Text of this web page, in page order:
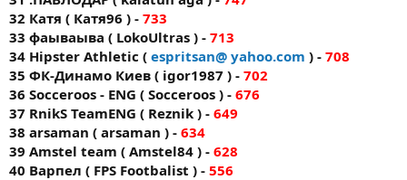
32 Катя ( Катя96 ) - 733
33 фаываыва ( LokoUltras ) - 713
34 Hipster Athletic ( espritsan@ yahoo.com ) - 708
35 ФК-Динамо Киев ( igor1987 ) - 702
36 Socceroos - ENG ( Socceroos ) - 676
37 RnikS TeamENG ( Reznik ) - 649
38 arsaman ( arsaman ) - 634
39 Amstel team ( Amstel84 ) - 628
40 Варпел ( FPS Footbalist ) - 556